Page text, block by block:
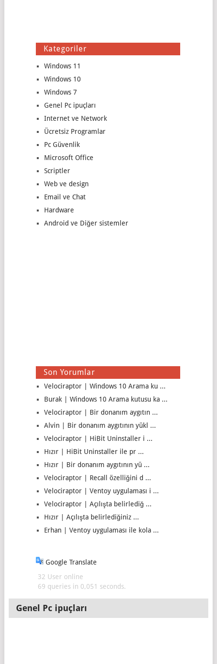
Kategoriler
Windows 11
Windows 10
Windows 7
Genel Pc ipuçları
Internet ve Network
Ücretsiz Programlar
Pc Güvenlik
Microsoft Office
Scriptler
Web ve design
Email ve Chat
Hardware
Android ve Diğer sistemler
Son Yorumlar
Velociraptor | Windows 10 Arama ku ...
Burak | Windows 10 Arama kutusu ka ...
Velociraptor | Bir donanım aygıtın ...
Alvin | Bir donanım aygıtının yükl ...
Velociraptor | HiBit Uninstaller i ...
Hızır | HiBit Uninstaller ile pr ...
Hızır | Bir donanım aygıtının yü ...
Velociraptor | Recall özelliğini d ...
Velociraptor | Ventoy uygulaması i ...
Velociraptor | Açılışta belirlediğ ...
Hızır | Açılışta belirlediğiniz ...
Erhan | Ventoy uygulaması ile kola ...
Google Translate
32 User online
69 queries in 0,051 seconds.
Genel Pc ipuçları